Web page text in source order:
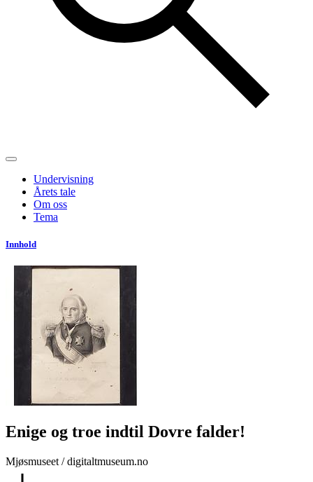
Undervisning
Årets tale
Om oss
Tema
Innhold
Enige og troe indtil Dovre falder!
Mjøsmuseet / digitaltmuseum.no